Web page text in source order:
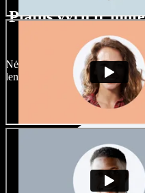
Platus vyrų ir
su
Nėra dviejų vienodų projektų.
lengvai juos prisitaikykite.